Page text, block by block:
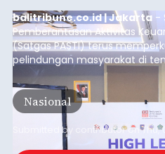
balitribune.co.id | Jakarta -
Pemberantasan Aktivitas
(Satgas PASTI) terus
pelindungan masyarakat di
meningkatnya ancaman
semakin kompleks.
Nasional
Submitted by contributoronThu,